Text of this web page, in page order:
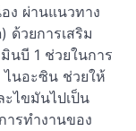
ง ผ่านแนวทาง
ด้วยการเสริม
นบี 1 ช่วยในการ
ไนอะซิน ช่วยให้
ะไขมันไปเป็น
ารทำงานของ